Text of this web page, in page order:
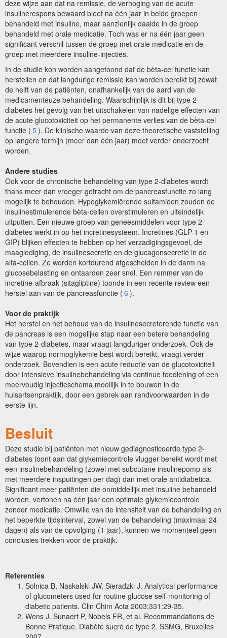
deze wijze aan dat na remissie, de verhoging van de acute
insulinerespons bewaard bleef na één jaar in beide groepen
behandeld met insuline, maar aanzienlijk daalde in de groep
behandeld met orale medicatie. Toch was er na één jaar geen
significant verschil tussen de groep met orale medicatie en de
groep met meerdere insuline-injecties.
In de studie kon worden aangetoond dat de bèta-cel functie kan
herstellen en dat langdurige remissie kan worden bereikt bij zowat
de helft van de patiënten, onafhankelijk van de aard van de
medicamenteuze behandeling. Waarschijnlijk is dit bij type 2-
diabetes het gevolg van het uitschakelen van nadelige effecten van
de acute glucotoxiciteit op het permanente verlies van de bèta-cel
functie ( 5). De klinische waarde van deze theoretische vaststelling
op langere termijn (meer dan één jaar) moet verder onderzocht
worden.
Andere studies
Ook voor de chronische behandeling van type 2-diabetes wordt
thans meer dan vroeger getracht om de pancreasfunctie zo lang
mogelijk te behouden. Hypoglykemiërende sulfamiden zouden de
insulinestimulerende bèta-cellen overstimuleren en uiteindelijk
uitputten. Een nieuwe groep van geneesmiddelen voor type 2-
diabetes werkt in op het incretinesysteem. Incretines (GLP-1 en
GIP) blijken effecten te hebben op het verzadigingsgevoel, de
maaglediging, de insulinesecretie en de glucagonsecretie in de
alfa-cellen. Ze worden kortdurend afgescheiden in de darm na
glucosebelasting en ontaarden zeer snel. Een remmer van de
incretine-afbraak (sitagliptine) toonde in een recente review een
herstel aan van de pancreasfunctie ( 6 ).
Voor de praktijk
Het herstel en het behoud van de insulinesecreterende functie van
de pancreas is een mogelijke stap naar een betere behandeling
van type 2-diabetes, maar vraagt langduriger onderzoek. Ook de
wijze waarop normoglykemie best wordt bereikt, vraagt verder
onderzoek. Bovendien is een acute reductie van de glucotoxiciteit
door intensieve insulinebehandeling via continue toediening of een
meervoudig injectieschema moeilijk in te bouwen in de
huisartsenpraktijk, door een gebrek aan randvoorwaarden in de
eerste lijn.
Besluit
Deze studie bij patiënten met nieuw gediagnosticeerde type 2-
diabetes toont aan dat glykemiecontrole vlugger bereikt wordt met
een insulinebehandeling (zowel met subcutane insulinepomp als
met meerdere inspuitingen per dag) dan met orale antidiabetica.
Significant meer patiënten die onmiddellijk met insuline behandeld
worden, vertonen na één jaar een optimale glykemiecontrole
zonder medicatie. Omwille van de intensiteit van de behandeling en
het beperkte tijdsinterval, zowel van de behandeling (maximaal 24
dagen) als van de opvolging (1 jaar), kunnen we momenteel geen
conclusies trekken voor de praktijk.
Referenties
Solnica B, Naskalski JW, Sieradzki J. Analytical performance
of glucometers used for routine glucose self-monitoring of
diabetic patients. Clin Chim Acta 2003;331:29-35.
Wens J. Sunaert P, Nobels FR, et al. Recommandations de
Bonne Pratique. Diabète sucré de type 2. SSMG, Bruxelles